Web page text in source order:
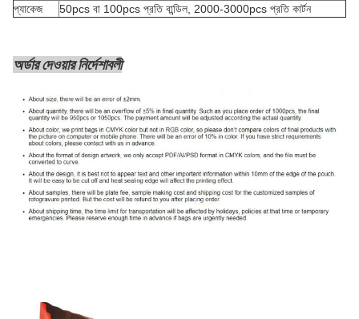
প্যাকেজ
50pcs বা 100pcs প্রতি বান্ডিল, 2000-3000pcs প্রতি কার্টন
অর্ডার দেওয়ার নির্দেশাবলী